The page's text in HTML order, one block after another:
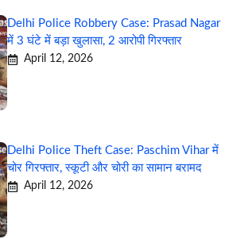
Delhi Police Robbery Case: Prasad Nagar
में 3 घंटे में बड़ा खुलासा, 2 आरोपी गिरफ्तार
April 12, 2026
Delhi Police Theft Case: Paschim Vihar में
चोर गिरफ्तार, स्कूटी और चोरी का सामान बरामद
April 12, 2026